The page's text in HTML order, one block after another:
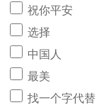
祝你平安
选择
中国人
最美
找一个字代替